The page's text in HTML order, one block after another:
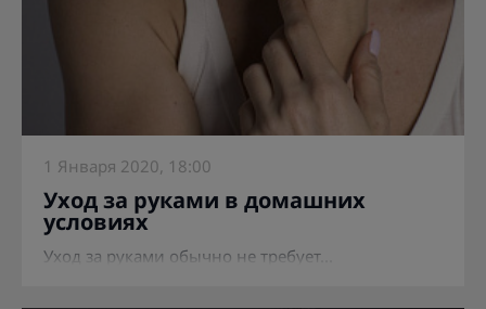
1 Января 2020, 18:00
Уход за руками в домашних
условиях
Уход за руками обычно не требует...